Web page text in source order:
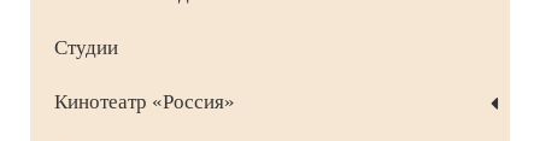
Студии
Кинотеатр «Россия»